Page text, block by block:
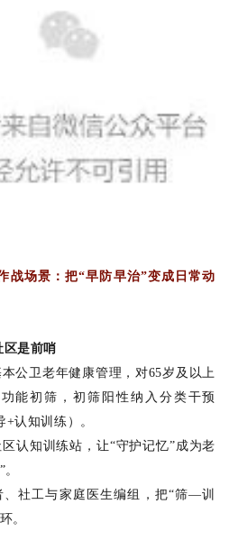
战场景：把“早防早治”变成日常动
区是前哨
公卫老年健康管理，对65岁及以上
能初筛，初筛阳性纳入分类干预
+认知训练）。
认知训练站，让“守护记忆”成为老
、社工与家庭医生编组，把“筛—训
。